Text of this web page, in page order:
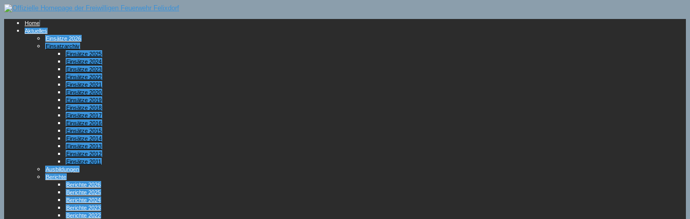
Home
Aktuelles
Einsätze 2026
Einsatzarchiv
Einsätze 2025
Einsätze 2024
Einsätze 2023
Einsätze 2022
Einsätze 2021
Einsätze 2020
Einsätze 2019
Einsätze 2018
Einsätze 2017
Einsätze 2016
Einsätze 2015
Einsätze 2014
Einsätze 2013
Einsätze 2012
Einsätze 2011
Ausbildungen
Berichte
Berichte 2026
Berichte 2025
Berichte 2024
Berichte 2023
Berichte 2022